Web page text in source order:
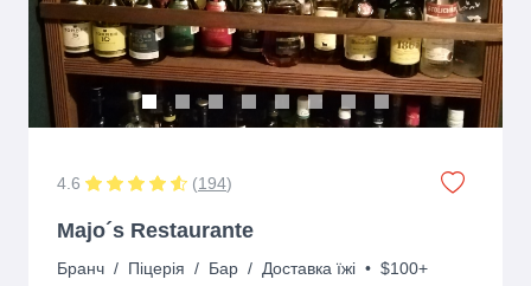
4.6 (194)
Majo´s Restaurante
Бранч / Піцерія / Бар / Доставка їжі • $100+